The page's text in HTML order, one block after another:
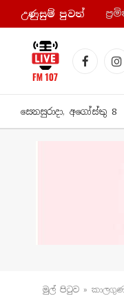
උණුසුම් පුව​ත්
Facebook
සෙනසුරාදා, අගෝස්තු 8
මුල් පිටු​ව »